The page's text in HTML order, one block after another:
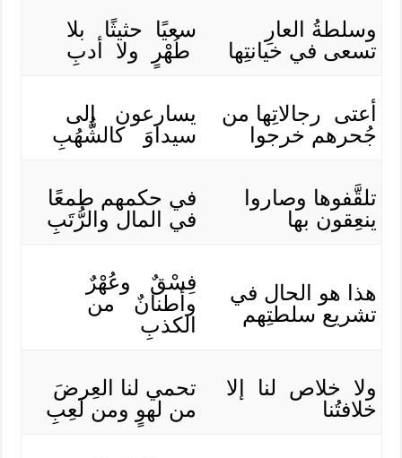
وسلطةُ العارِ
تسعى في خيانتِها
سعيًا حثيثًا بلا
طُهْرٍ ولا أدبِ
أعتى رجالاتِها من
جُحرهم خرجوا
يسارعون إلى
سيداوَ كالشُّهُبِ
تلقَّفوها وصاروا
ينعِقون بها
في حكمهم طمعًا
في المال والرُّتَبِ
هذا هو الحال في
تشريع سلطتِهم
فِسْقٌ وعُهْرٌ
وأطنانٌ من
الكذبِ
ولا خلاص لنا إلا
خلافتُنا
تحمي لنا العِرضَ
من لهوٍ ومن لَعِبِ